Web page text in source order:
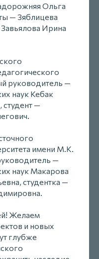
Ольга
— Зяблицева
Ирина
руководитель —
наук Кебак
студент —
имени М.К.
—
наук Макарова
студентка —
Желаем
и новых
глубже